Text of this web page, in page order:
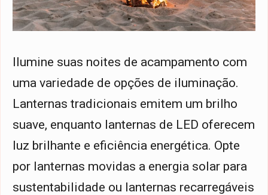
Ilumine suas noites de acampamento com
uma variedade de opções de iluminação.
Lanternas tradicionais emitem um brilho
suave, enquanto lanternas de LED oferecem
luz brilhante e eficiência energética. Opte
por lanternas movidas a energia solar para
sustentabilidade ou lanternas recarregáveis